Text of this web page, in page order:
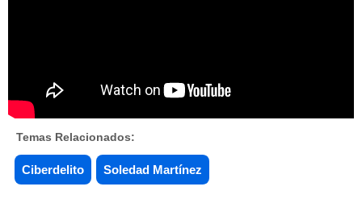
Temas Relacionados:
Ciberdelito Soledad Martínez